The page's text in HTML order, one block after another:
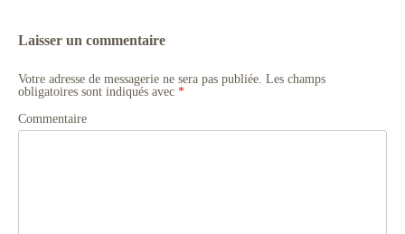
Laisser un commentaire
Votre adresse de messagerie ne sera pas publiée. Les champs
obligatoires sont indiqués avec *
Commentaire